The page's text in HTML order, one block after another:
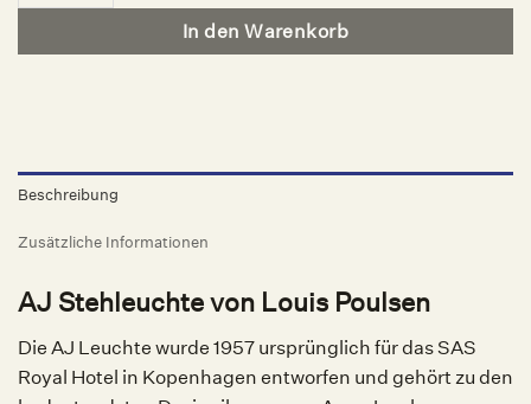
In den Warenkorb
Beschreibung
Zusätzliche Informationen
AJ Stehleuchte von Louis Poulsen
Die AJ Leuchte wurde 1957 ursprünglich für das SAS
Royal Hotel in Kopenhagen entworfen und gehört zu den